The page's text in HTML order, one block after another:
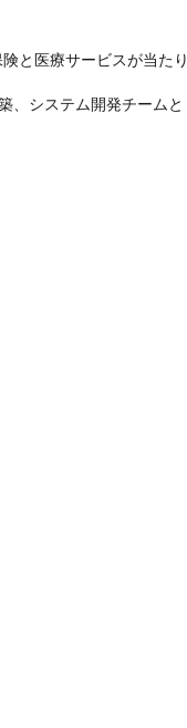
と医療サービスが当たり
、システム開発チームと